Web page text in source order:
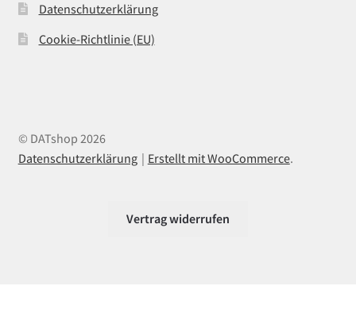
Datenschutzerklärung
Cookie-Richtlinie (EU)
© DATshop 2026
Datenschutzerklärung
Erstellt mit WooCommerce.
Vertrag widerrufen